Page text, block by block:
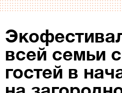
всей семьи
гостей в